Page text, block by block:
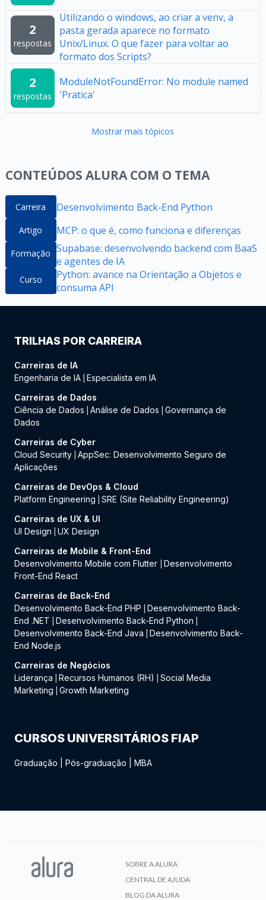
2
respostas
Utilizando o windows, ao criar a venv, a
pasta gerada aparece no formato
Unix/Linux. O que fazer para voltar ao
formato dos Scripts?
2
respostas
ModuleNotFoundError: No module named
'Pratica'
Mostrar mais tópicos
CONTEÚDOS ALURA COM O TEMA
Carreira Desenvolvimento Back-End Python
Artigo MCP: o que é, como funciona e diferenças
Formação Supabase: desenvolvendo backend com BaaS
e agentes de IA
Curso
Python: avance na Orientação a Objetos e
consuma API
TRILHAS POR CARREIRA
Carreiras de IA
Engenharia de IA Especialista em IA
Carreiras de Dados
Ciência de Dados
Análise de Dados
Governança de
Dados
Carreiras de Cyber
Cloud Security AppSec: Desenvolvimento Seguro de
Aplicações
Carreiras de DevOps & Cloud
Platform Engineering
SRE (Site Reliability Engineering)
Carreiras de UX & UI
UI Design
UX Design
Carreiras de Mobile & Front-End
Desenvolvimento Mobile com Flutter
Desenvolvimento
Front-End React
Carreiras de Back-End
Desenvolvimento Back-End PHP
Desenvolvimento Back-
End .NET
Desenvolvimento Back-End Python
Desenvolvimento Back-End Java
Desenvolvimento Back-
End Node.js
Carreiras de Negócios
Liderança
Recursos Humanos (RH)
Social Media
Marketing
Growth Marketing
CURSOS UNIVERSITÁRIOS FIAP
Graduação Pós-graduação MBA
SOBRE A ALURA
CENTRAL DE AJUDA
BLOG DA ALURA